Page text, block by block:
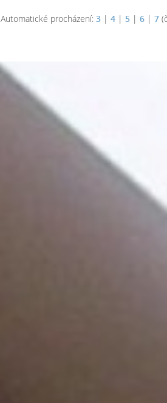
Automatické procházení: 3| 4| 5| 6| 7